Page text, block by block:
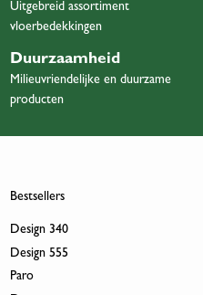
Uitgebreid assortiment
vloerbedekkingen
Duurzaamheid
Milieuvriendelijke en duurzame
producten
Bestsellers
Design 340
Design 555
Paro